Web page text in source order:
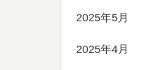
2025年5月
2025年4月